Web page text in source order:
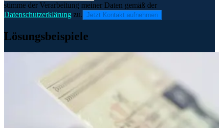
stimme der Verarbeitung meiner Daten gemäß der
Datenschutzerklärung zu. Jetzt Kontakt aufnehmen
Lösungsbeispiele